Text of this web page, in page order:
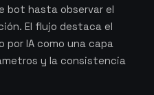
bot hasta observar el
El flujo destaca el
IA como una capa
y la consistencia